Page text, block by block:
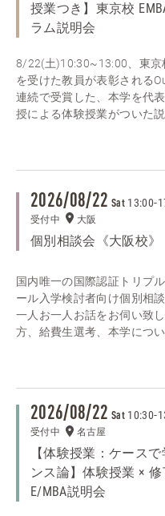
授業つき】東京校
ラム説明会
8/22(土)10:30~13:00、東京
を受けた教員が表彰される
連続で受賞した、本学を代
授による体験授業がついた説
2026/08/22 Sat 13:00-
受付中 大阪
個別相談会《大阪校》
国内唯一の国際認証トリプ
ール入学検討者向け個別相
一人お一人お話をお伺い致
方、給費生選考、本学につい
2026/08/22 Sat 10:30-
受付中 名古屋
【体験授業：ケース
ンス論】体験授業 ×
E/MBA説明会